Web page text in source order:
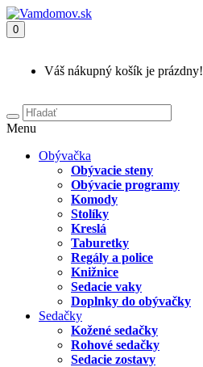
0
Váš nákupný košík je prázdny!
Menu
Obývačka
Obývacie steny
Obývacie programy
Komody
Stolíky
Kreslá
Taburetky
Regály a police
Knižnice
Sedacie vaky
Doplnky do obývačky
Sedačky
Kožené sedačky
Rohové sedačky
Sedacie zostavy